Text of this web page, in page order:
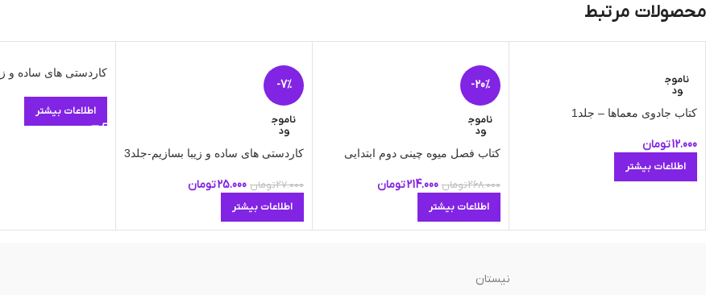
محصولات مرتبط
ناموج
ود
کتاب جادوی معماها – جلد1
12.000تومان
اطلاعات بیشتر
-20%
ناموج
ود
کتاب فصل میوه چینی دوم ابتدایی
268.000تومان 214.000تومان
اطلاعات بیشتر
-7%
ناموج
ود
کاردستی های ساده و زیبا بسازیم-جلد3
27.000تومان 25.000تومان
اطلاعات بیشتر
کاردستی های ساده و
اطلاعات بیشتر
نیستان